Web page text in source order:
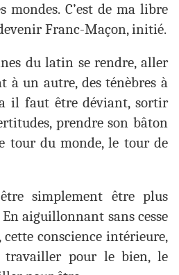
mondes. C’est de ma libre
Franc-Maçon, initié.
du latin se rendre, aller
à un autre, des ténèbres à
il faut être déviant, sortir
prendre son bâton
tour du monde, le tour de
simplement être plus
aiguillonnant sans cesse
cette conscience intérieure,
pour le bien, le